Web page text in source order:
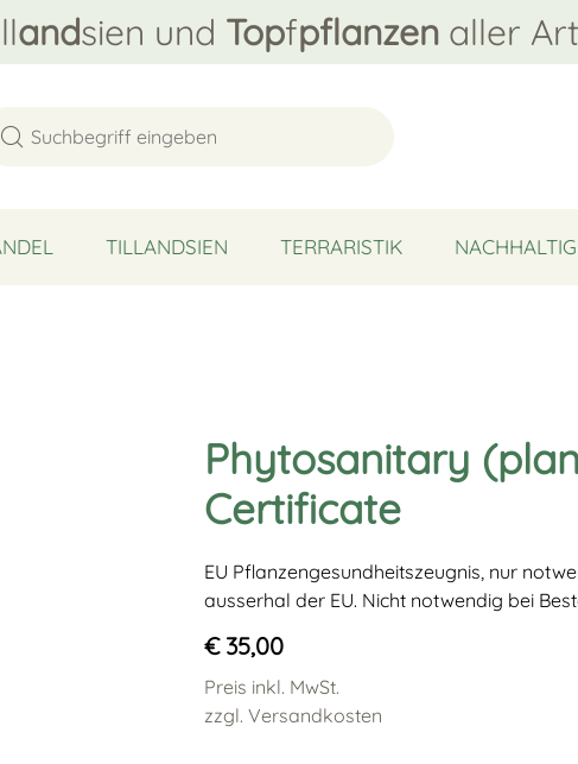
andsien und Topfpflanzenaller
TILLANDSIEN TERRARISTIK
Phytosanitary
Certificate
EU Pflanzengesundheitszeugnis, nur
ausserhal der EU. Nicht notwendig bei
€ 35,00
Preis inkl. MwSt.
zzgl. Versandkosten